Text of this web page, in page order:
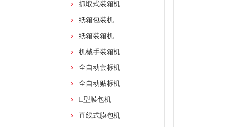
抓取式装箱机
纸箱包装机
纸箱装箱机
机械手装箱机
全自动套标机
全自动贴标机
L型膜包机
直线式膜包机